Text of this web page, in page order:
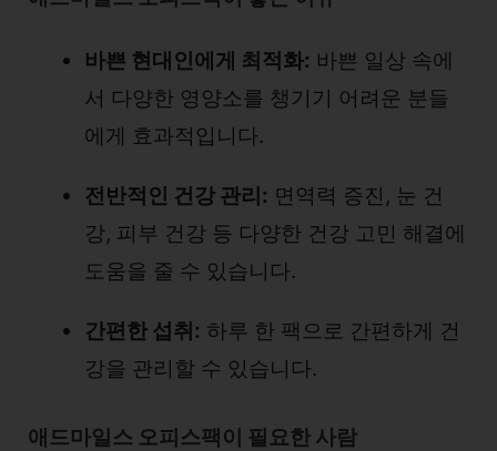
바쁜 현대인에게 최적화: 바쁜 일상 속에
서 다양한 영양소를 챙기기 어려운 분들
에게 효과적입니다.
전반적인 건강 관리: 면역력 증진, 눈 건
강, 피부 건강 등 다양한 건강 고민 해결에
도움을 줄 수 있습니다.
간편한 섭취: 하루 한 팩으로 간편하게 건
강을 관리할 수 있습니다.
애드마일스 오피스팩이 필요한 사람